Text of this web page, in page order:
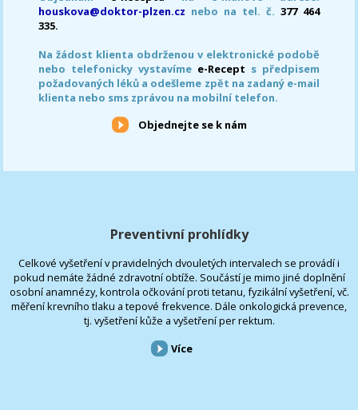
houskova@doktor-plzen.cz nebo na tel. č. 377 464
335.
Na žádost klienta obdrženou v elektronické podobě
nebo telefonicky vystavíme e-Recept s předpisem
požadovaných léků a odešleme zpět na zadaný e-mail
klienta nebo sms zprávou na mobilní telefon.
Objednejte se k nám
Preventivní prohlídky
Celkové vyšetření v pravidelných dvouletých intervalech se provádí i
pokud nemáte žádné zdravotní obtíže. Součástí je mimo jiné doplnění
osobní anamnézy, kontrola očkování proti tetanu, fyzikální vyšetření, vč.
měření krevního tlaku a tepové frekvence. Dále onkologická prevence,
tj. vyšetření kůže a vyšetření per rektum.
Více